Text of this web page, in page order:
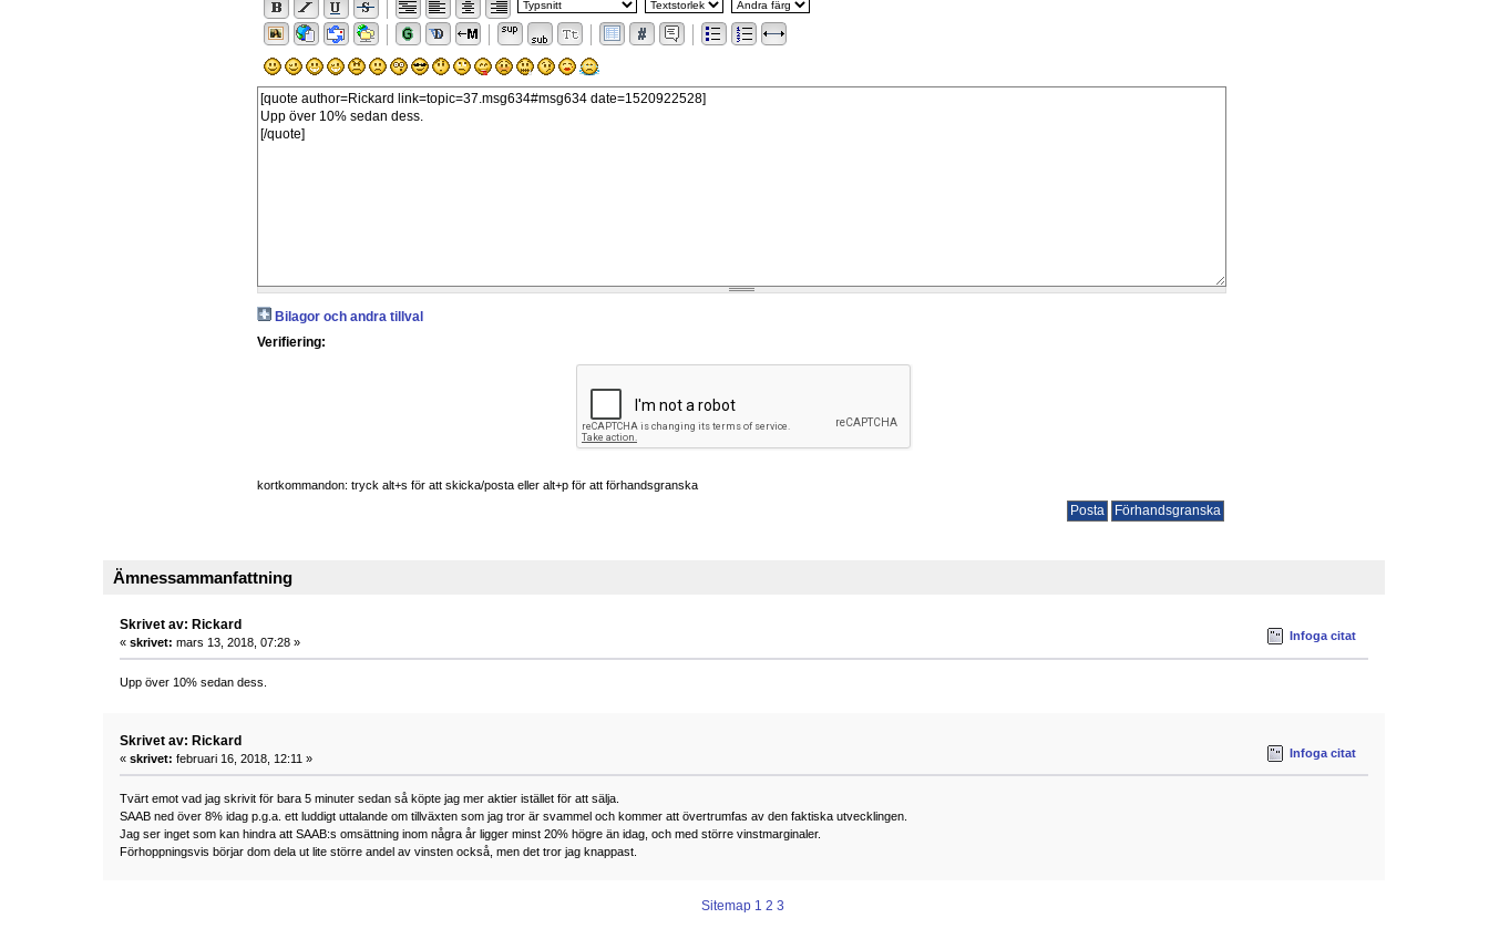
Bilagor och andra tillval
Verifiering:
kortkommandon: tryck alt+s för att skicka/posta eller alt+p för att förhandsgranska
Ämnessammanfattning
Skrivet av: Rickard
«skrivet: mars 13, 2018, 07:28 » Infoga citat
Upp över 10% sedan dess.
Skrivet av: Rickard
«skrivet: februari 16, 2018, 12:11 » Infoga citat
Tvärt emot vad jag skrivit för bara 5 minuter sedan så köpte jag mer aktier istället för att sälja.
SAAB ned över 8% idag p.g.a. ett luddigt uttalande om tillväxten som jag tror är svammel och kommer att övertrumfas av den faktiska utvecklingen.
Jag ser inget som kan hindra att SAAB:s omsättning inom några år ligger minst 20% högre än idag, och med större vinstmarginaler.
Förhoppningsvis börjar dom dela ut lite större andel av vinsten också, men det tror jag knappast.
Sitemap 1 2 3